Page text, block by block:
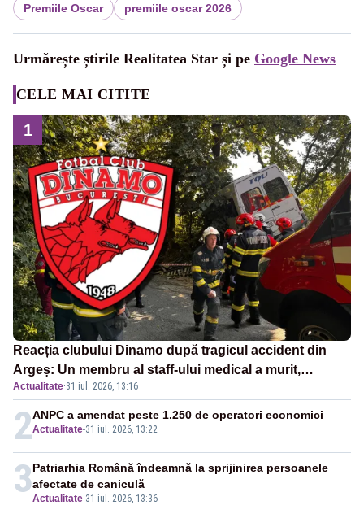
Premiile Oscar premiile oscar 2026
Urmărește știrile Realitatea Star și pe Google News
CELE MAI CITITE
1
Reacția clubului Dinamo după tragicul accident din
Argeș: Un membru al staff-ului medical a murit,
antrenorul Adrian Ropotan este în spital
Actualitate·31 iul. 2026, 13:16
2Actualitate-31 iul. 2026, 13:22
ANPC a amendat peste 1.250 de operatori economici
3Actualitate-31 iul. 2026, 13:36
Patriarhia Română îndeamnă la sprijinirea persoanele
afectate de caniculă